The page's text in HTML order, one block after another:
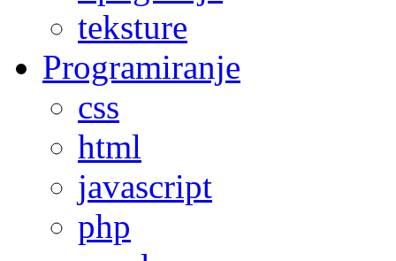
teksture
Programiranje
css
html
javascript
php